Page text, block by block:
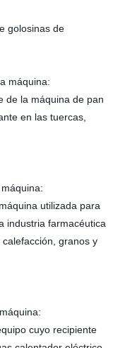
golosinas de
máquina:
de la máquina de pan
en las tuercas,
utilizada para
industria farmacéutica
granos y
cuyo recipiente